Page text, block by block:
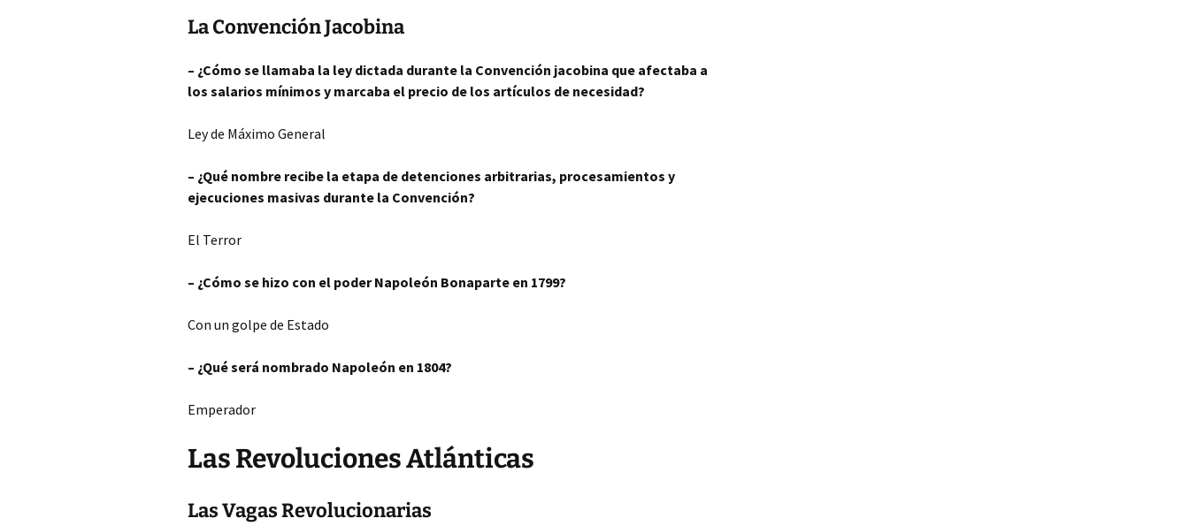
La Convención Jacobina
– ¿Cómo se llamaba la ley dictada durante la Convención jacobina que afectaba a
los salarios mínimos y marcaba el precio de los artículos de necesidad?
Ley de Máximo General
– ¿Qué nombre recibe la etapa de detenciones arbitrarias, procesamientos y
ejecuciones masivas durante la Convención?
El Terror
– ¿Cómo se hizo con el poder Napoleón Bonaparte en 1799?
Con un golpe de Estado
– ¿Qué será nombrado Napoleón en 1804?
Emperador
Las Revoluciones Atlánticas
Las Vagas Revolucionarias